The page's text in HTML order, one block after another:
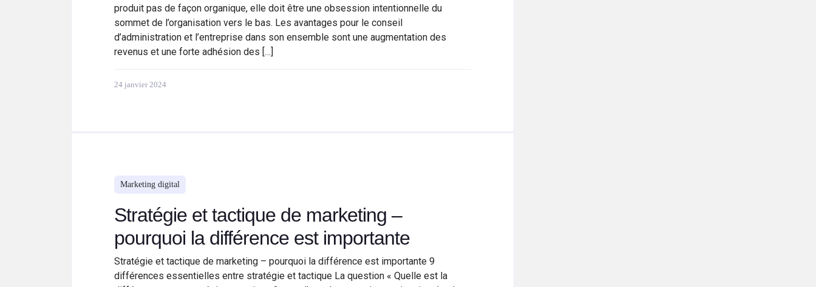
produit pas de façon organique, elle doit être une obsession intentionnelle du
sommet de l’organisation vers le bas. Les avantages pour le conseil
d’administration et l’entreprise dans son ensemble sont une augmentation des
revenus et une forte adhésion des […]
24 janvier 2024
Marketing digital
Stratégie et tactique de marketing –
pourquoi la différence est importante
Stratégie et tactique de marketing – pourquoi la différence est importante 9
différences essentielles entre stratégie et tactique La question « Quelle est la